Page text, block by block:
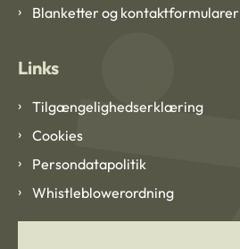
Blanketter og kontaktformularer
Links
Tilgængelighedserklæring
Cookies
Persondatapolitik
Whistleblowerordning